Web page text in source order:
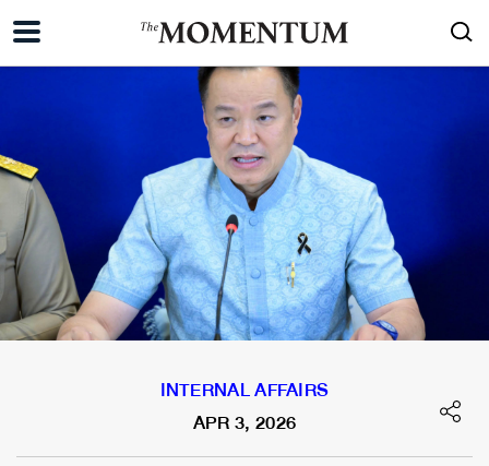
INTERNAL AFFAIRS
APR 3, 2026